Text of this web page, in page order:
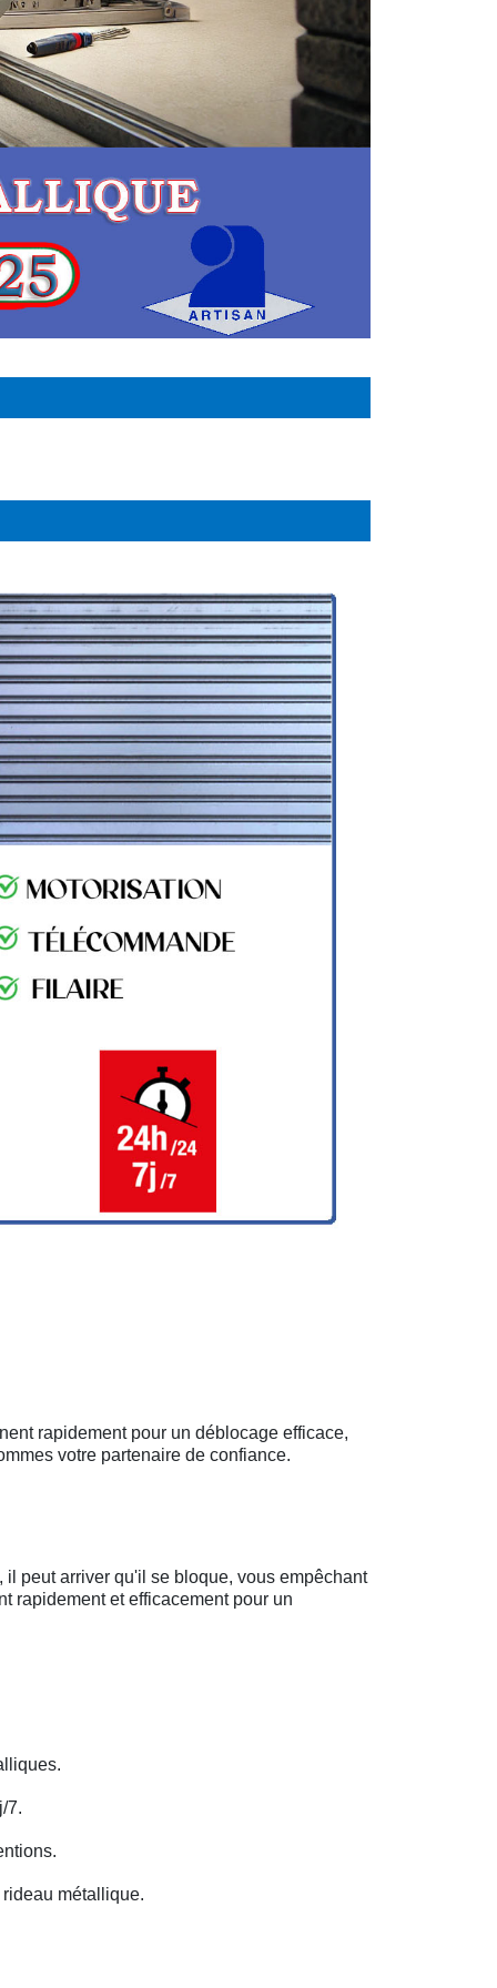
rapidement pour un déblocage efficace,
votre partenaire de confiance.
peut arriver qu'il se bloque, vous empêchant
rapidement et efficacement pour un
7.
métallique.